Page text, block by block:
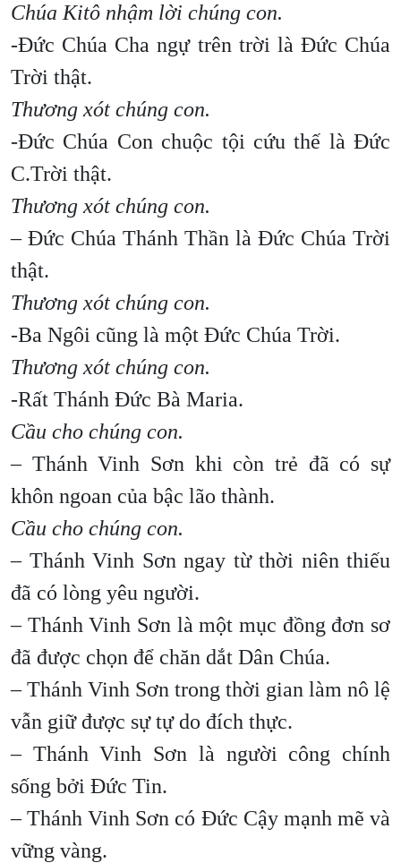
Chúa Kitô nhậm lời chúng con.
-Đức Chúa Cha ngự trên trời là Đức Chúa
Trời thật.
Thương xót chúng con.
-Đức Chúa Con chuộc tội cứu thế là Đức
C.Trời thật.
Thương xót chúng con.
– Đức Chúa Thánh Thần là Đức Chúa Trời
thật.
Thương xót chúng con.
-Ba Ngôi cũng là một Đức Chúa Trời.
Thương xót chúng con.
-Rất Thánh Đức Bà Maria.
Cầu cho chúng con.
– Thánh Vinh Sơn khi còn trẻ đã có sự
khôn ngoan của bậc lão thành.
Cầu cho chúng con.
– Thánh Vinh Sơn ngay từ thời niên thiếu
đã có lòng yêu người.
– Thánh Vinh Sơn là một mục đồng đơn sơ
đã được chọn để chăn dắt Dân Chúa.
– Thánh Vinh Sơn trong thời gian làm nô lệ
vẫn giữ được sự tự do đích thực.
– Thánh Vinh Sơn là người công chính
sống bởi Đức Tin.
– Thánh Vinh Sơn có Đức Cậy mạnh mẽ và
vững vàng.